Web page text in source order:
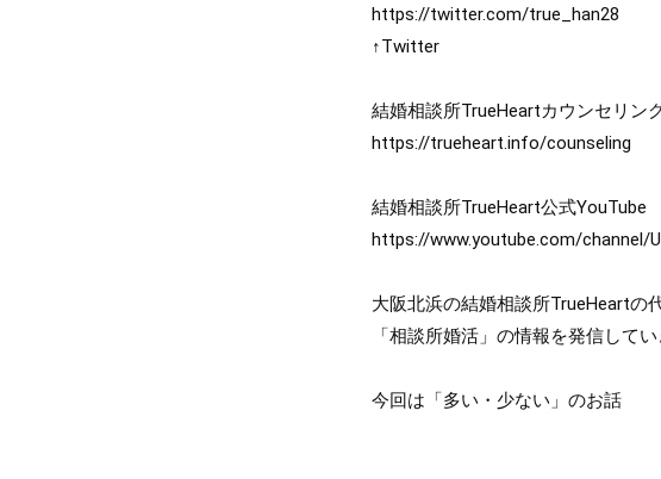
https://twitter.com/true_han28
↑Twitter
https://trueheart.info/counseling
https://www.youtube.com/channel/
大阪北浜の結婚相談所TrueHeartの
「相談所婚活」の情報を発信してい
今回は「多い・少ない」のお話